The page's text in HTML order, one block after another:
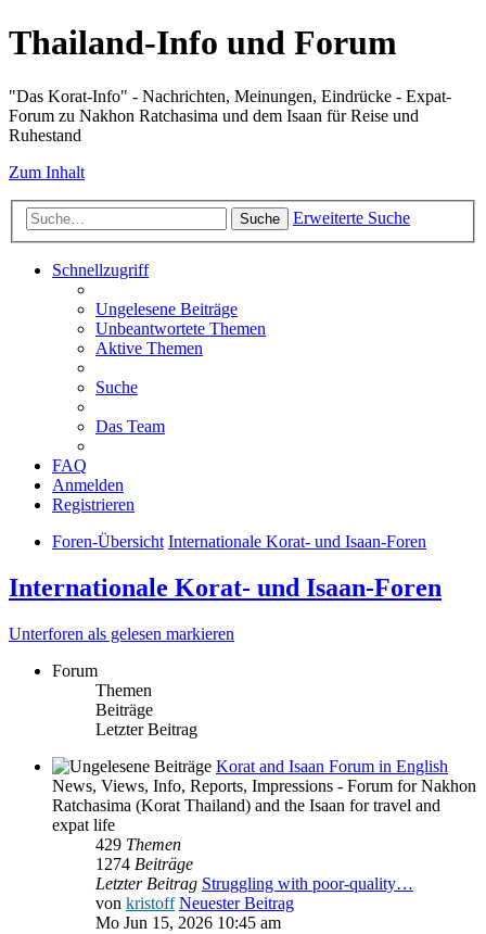
Thailand-Info und Forum
"Das Korat-Info" - Nachrichten, Meinungen, Eindrücke - Expat-
Forum zu Nakhon Ratchasima und dem Isaan für Reise und
Ruhestand
Zum Inhalt
Suche Erweiterte Suche
Schnellzugriff
Ungelesene Beiträge
Unbeantwortete Themen
Aktive Themen
Suche
Das Team
FAQ
Anmelden
Registrieren
Foren-Übersicht Internationale Korat- und Isaan-Foren
Internationale Korat- und Isaan-Foren
Unterforen als gelesen markieren
Forum
Themen
Beiträge
Letzter Beitrag
Korat and Isaan Forum in English
News, Views, Info, Reports, Impressions - Forum for Nakhon
Ratchasima (Korat Thailand) and the Isaan for travel and
expat life
429 Themen
1274 Beiträge
Letzter Beitrag Struggling with poor-quality…
von kristoff Neuester Beitrag
Mo Jun 15, 2026 10:45 am